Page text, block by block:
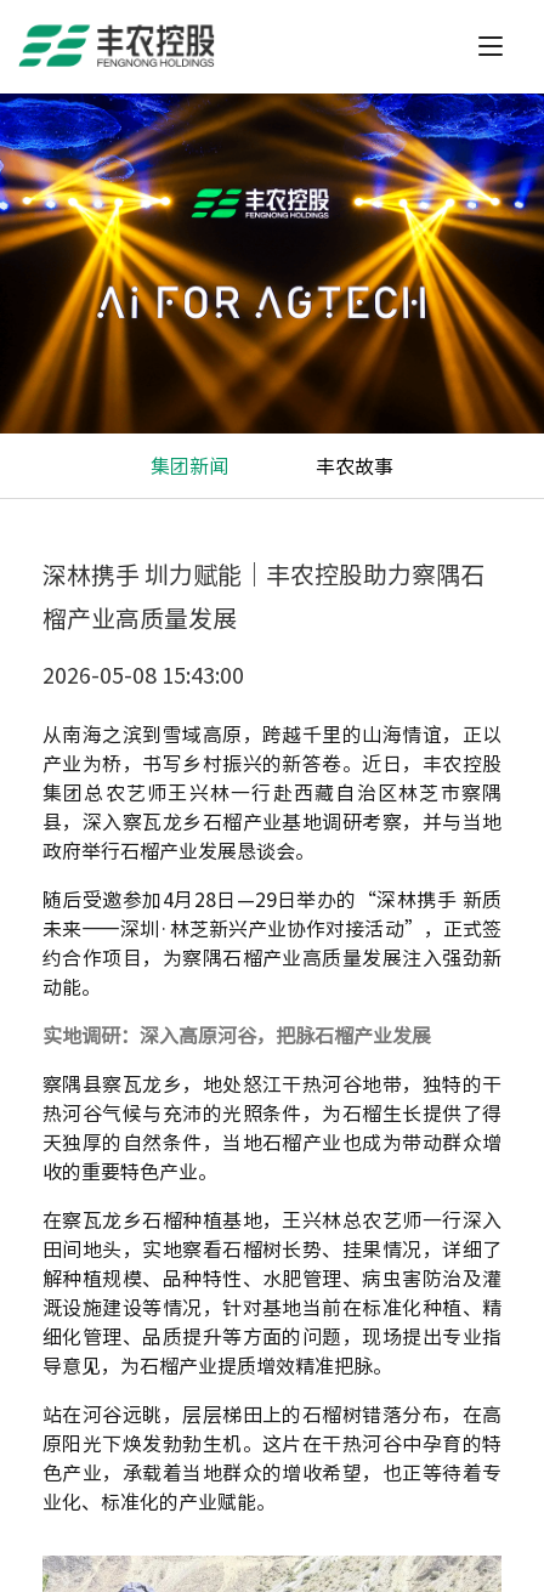
集团新闻 丰农故事
深林携手 圳力赋能｜丰农控股助力察隅石
榴产业高质量发展
2026-05-08 15:43:00
从南海之滨到雪域高原，跨越千里的山海情谊，正以
产业为桥，书写乡村振兴的新答卷。近日，丰农控股
集团总农艺师王兴林一行赴西藏自治区林芝市察隅
县，深入察瓦龙乡石榴产业基地调研考察，并与当地
政府举行石榴产业发展恳谈会。
随后受邀参加4月 28日—29日举办的“深林携手 新质
未来——深圳·林芝新兴产业协作对接活动”，正式签
约合作项目，为察隅石榴产业高质量发展注入强劲新
动能。
实地调研：深入高原河谷，把脉石榴产业发展
察隅县察瓦龙乡，地处怒江干热河谷地带，独特的干
热河谷气候与充沛的光照条件，为石榴生长提供了得
天独厚的自然条件，当地石榴产业也成为带动群众增
收的重要特色产业。
在察瓦龙乡石榴种植基地，王兴林总农艺师一行深入
田间地头，实地察看石榴树长势、挂果情况，详细了
解种植规模、品种特性、水肥管理、病虫害防治及灌
溉设施建设等情况，针对基地当前在标准化种植、精
细化管理、品质提升等方面的问题，现场提出专业指
导意见，为石榴产业提质增效精准把脉。
站在河谷远眺，层层梯田上的石榴树错落分布，在高
原阳光下焕发勃勃生机。这片在干热河谷中孕育的特
色产业，承载着当地群众的增收希望，也正等待着专
业化、标准化的产业赋能。